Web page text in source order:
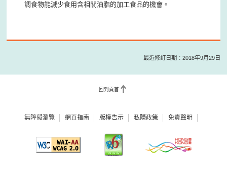
調食物能減少食用含相關油脂的加工食品的機會。
最近修訂日期：2018年9月29日
回到頁首
無障礙瀏覽 網頁指南 版權告示 私隱政策 免責聲明